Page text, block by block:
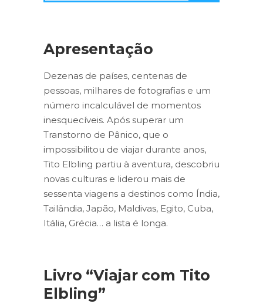
Apresentação
Dezenas de países, centenas de
pessoas, milhares de fotografias e um
número incalculável de momentos
inesquecíveis. Após superar um
Transtorno de Pânico, que o
impossibilitou de viajar durante anos,
Tito Elbling partiu à aventura, descobriu
novas culturas e liderou mais de
sessenta viagens a destinos como Índia,
Tailândia, Japão, Maldivas, Egito, Cuba,
Itália, Grécia… a lista é longa.
Livro “Viajar com Tito
Elbling”